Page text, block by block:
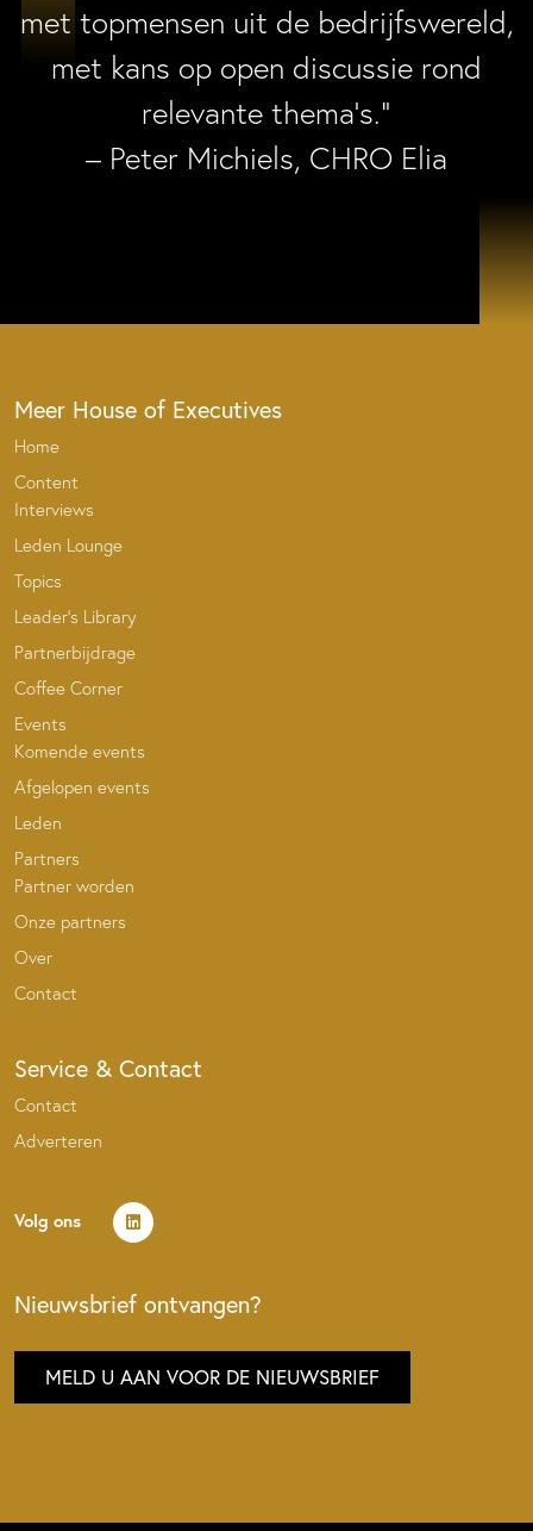
met topmensen uit de bedrijfswereld,
met kans op open discussie rond
relevante thema’s.”
– Peter Michiels, CHRO Elia
Meer House of Executives
Home
Content
Interviews
Leden Lounge
Topics
Leader’s Library
Partnerbijdrage
Coffee Corner
Events
Komende events
Afgelopen events
Leden
Partners
Partner worden
Onze partners
Over
Contact
Service & Contact
Contact
Adverteren
Volg ons
Nieuwsbrief ontvangen?
MELD U AAN VOOR DE NIEUWSBRIEF